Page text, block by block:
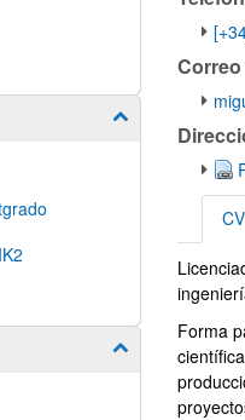
Mostrar/ocultar
Mostrar/ocultar
CV
Forma